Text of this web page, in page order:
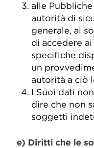
alle
autorità di
generale, ai
di accedere
specifiche
un
autorità a ciò
I Suoi dati
dire che non
soggetti
e) Diritti che le